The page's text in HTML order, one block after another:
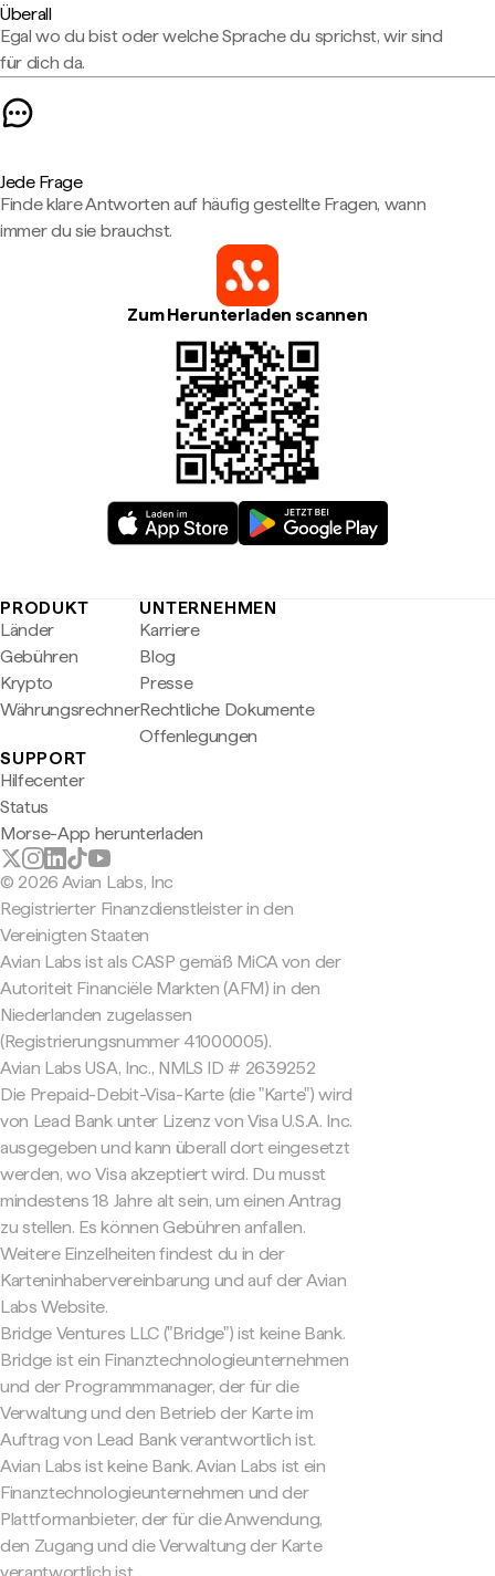
Überall
Egal wo du bist oder welche Sprache du sprichst, wir sind
für dich da.
Jede Frage
Finde klare Antworten auf häufig gestellte Fragen, wann
immer du sie brauchst.
Zum Herunterladen scannen
PRODUKT
Länder
Gebühren
Krypto
Währungsrechner
UNTERNEHMEN
Karriere
Blog
Presse
Rechtliche Dokumente
Offenlegungen
SUPPORT
Hilfecenter
Status
Morse-App herunterladen
© 2026 Avian Labs, Inc
Registrierter Finanzdienstleister in den
Vereinigten Staaten
Avian Labs ist als CASP gemäß MiCA von der
Autoriteit Financiële Markten (AFM) in den
Niederlanden zugelassen
(Registrierungsnummer 41000005).
Avian Labs USA, Inc., NMLS ID # 2639252
Die Prepaid-Debit-Visa-Karte (die "Karte") wird
von Lead Bank unter Lizenz von Visa U.S.A. Inc.
ausgegeben und kann überall dort eingesetzt
werden, wo Visa akzeptiert wird. Du musst
mindestens 18 Jahre alt sein, um einen Antrag
zu stellen. Es können Gebühren anfallen.
Weitere Einzelheiten findest du in der
Karteninhabervereinbarung und auf der Avian
Labs Website.
Bridge Ventures LLC ("Bridge") ist keine Bank.
Bridge ist ein Finanztechnologieunternehmen
und der Programmmanager, der für die
Verwaltung und den Betrieb der Karte im
Auftrag von Lead Bank verantwortlich ist.
Avian Labs ist keine Bank. Avian Labs ist ein
Finanztechnologieunternehmen und der
Plattformanbieter, der für die Anwendung,
den Zugang und die Verwaltung der Karte